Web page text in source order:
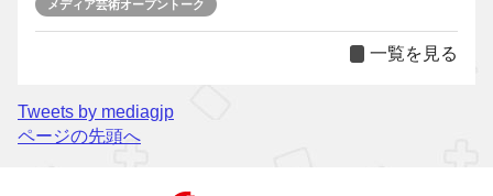
メディア芸術オープントーク
一覧を見る
Tweets by mediagjp
ページの先頭へ